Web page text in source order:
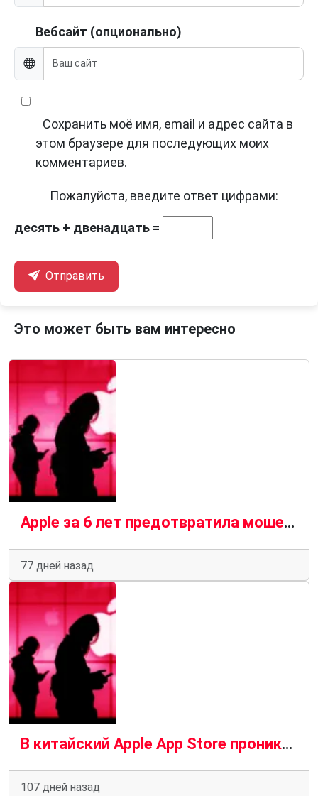
Вебсайт (опционально)
Сохранить моё имя, email и адрес сайта в
этом браузере для последующих моих
комментариев.
Пожалуйста, введите ответ цифрами:
десять + двенадцать =
Отправить
Это может быть вам интересно
Apple за 6 лет предотвратила мошеннические транзакции в App Store на сумму более $11 млрд: как работает система защиты
77 дней назад
В китайский Apple App Store проникли приложения для кражи криптовалюты
107 дней назад